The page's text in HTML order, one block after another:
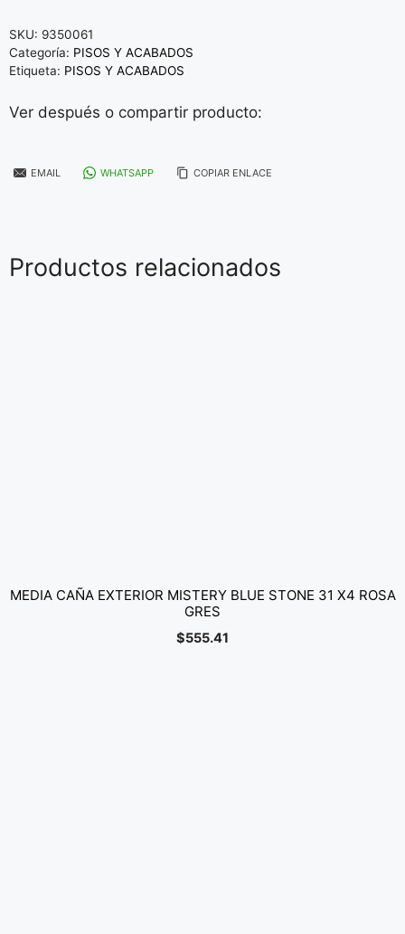
SKU: 9350061
Categoría: PISOS Y ACABADOS
Etiqueta: PISOS Y ACABADOS
Ver después o compartir producto:
EMAIL WHATSAPP COPIAR ENLACE
Productos relacionados
MEDIA CAÑA EXTERIOR MISTERY BLUE STONE 31 X4 ROSA
GRES
$555.41